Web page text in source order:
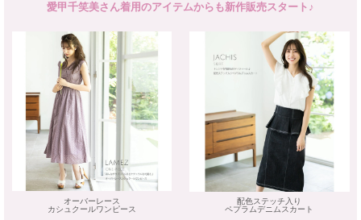
愛甲千笑美さん着用のアイテムからも新作販売スタート♪
オーバーレース
カシュクールワンピース
配色ステッチ入り
ペプラムデニムスカート